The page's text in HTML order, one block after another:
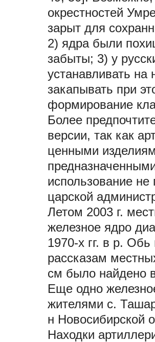
окрестностей
зарыт для
2) ядра были
забыты; 3) у
устанавливать
закапывать при
формирование
Более
версии, так как
ценными
использование не
царской
Летом 2003 г.
железное ядро
1970-х гг. в р.
рассказам
см было найдено
Еще одно
жителями с.
н Новосибирской
Находки